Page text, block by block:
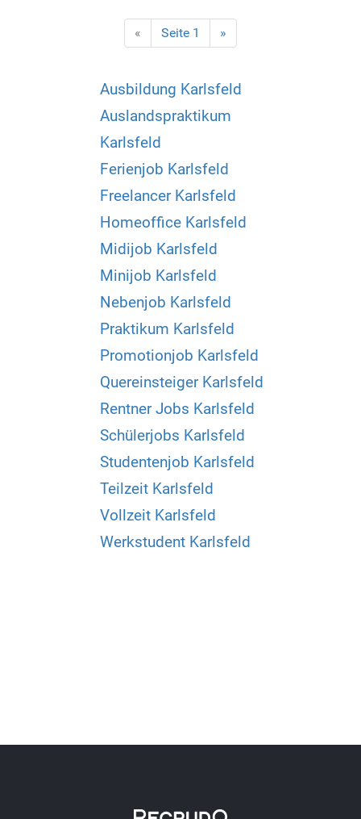
« Seite 1 »
Ausbildung Karlsfeld
Auslandspraktikum
Karlsfeld
Ferienjob Karlsfeld
Freelancer Karlsfeld
Homeoffice Karlsfeld
Midijob Karlsfeld
Minijob Karlsfeld
Nebenjob Karlsfeld
Praktikum Karlsfeld
Promotionjob Karlsfeld
Quereinsteiger Karlsfeld
Rentner Jobs Karlsfeld
Schülerjobs Karlsfeld
Studentenjob Karlsfeld
Teilzeit Karlsfeld
Vollzeit Karlsfeld
Werkstudent Karlsfeld